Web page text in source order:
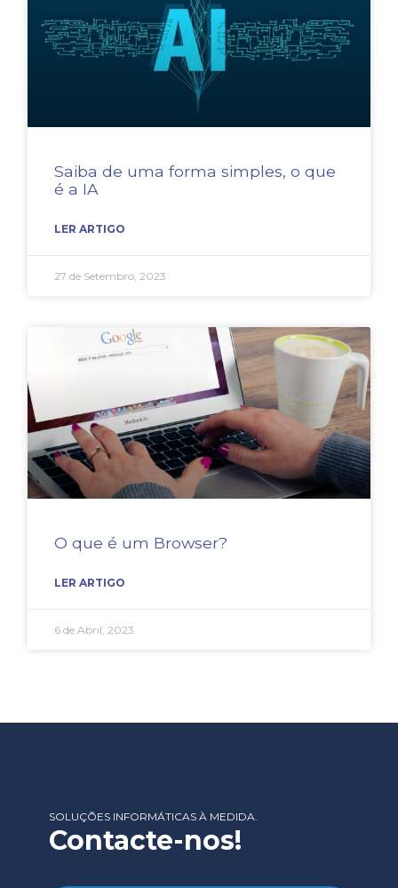
Saiba de uma forma simples, o que
é a IA
LER ARTIGO
27 de Setembro, 2023
O que é um Browser?
LER ARTIGO
6 de Abril, 2023
SOLUÇÕES INFORMÁTICAS À MEDIDA.
Contacte-nos!